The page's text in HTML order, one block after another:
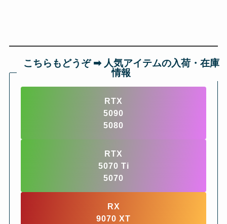
こちらもどうぞ ➡︎ 人気アイテムの入荷・在庫
情報
RTX
5090
5080
RTX
5070 Ti
5070
RX
9070 XT